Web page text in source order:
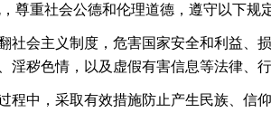
尊重社会公德和伦理道德，遵守以下规
社会主义制度，危害国家安全和利益、
秽色情，以及虚假有害信息等法律、
程中，采取有效措施防止产生民族、信